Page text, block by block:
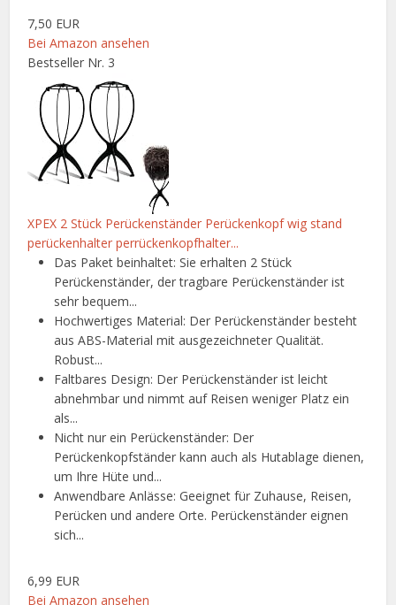
7,50 EUR
Bei Amazon ansehen
Bestseller Nr. 3
XPEX 2 Stück Perückenständer Perückenkopf wig stand
perückenhalter perrückenkopfhalter...
Das Paket beinhaltet: Sie erhalten 2 Stück
Perückenständer, der tragbare Perückenständer ist
sehr bequem...
Hochwertiges Material: Der Perückenständer besteht
aus ABS-Material mit ausgezeichneter Qualität.
Robust...
Faltbares Design: Der Perückenständer ist leicht
abnehmbar und nimmt auf Reisen weniger Platz ein
als...
Nicht nur ein Perückenständer: Der
Perückenkopfständer kann auch als Hutablage dienen,
um Ihre Hüte und...
Anwendbare Anlässe: Geeignet für Zuhause, Reisen,
Perücken und andere Orte. Perückenständer eignen
sich...
6,99 EUR
Bei Amazon ansehen